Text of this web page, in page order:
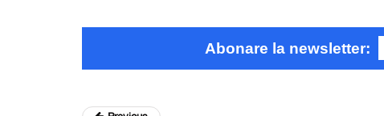
Abonare la newsletter: